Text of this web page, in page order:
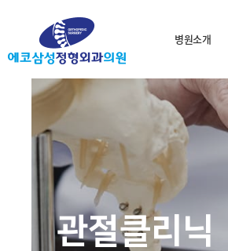
병원소개
관절클리닉